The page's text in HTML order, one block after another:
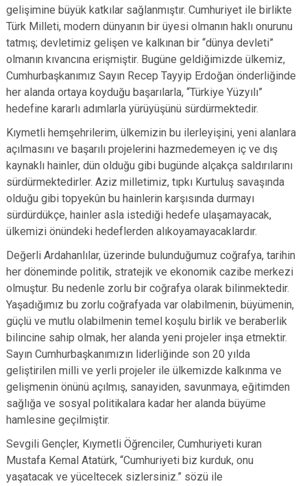
gelişimine büyük katkılar sağlanmıştır. Cumhuriyet ile birlikte
Türk Milleti, modern dünyanın bir üyesi olmanın haklı onurunu
tatmış; devletimiz gelişen ve kalkınan bir “dünya devleti”
olmanın kıvancına erişmiştir. Bugüne geldiğimizde ülkemiz,
Cumhurbaşkanımız Sayın Recep Tayyip Erdoğan önderliğinde
her alanda ortaya koyduğu başarılarla, “Türkiye Yüzyılı”
hedefine kararlı adımlarla yürüyüşünü sürdürmektedir.
Kıymetli hemşehrilerim, ülkemizin bu ilerleyişini, yeni alanlara
açılmasını ve başarılı projelerini hazmedemeyen iç ve dış
kaynaklı hainler, dün olduğu gibi bugünde alçakça saldırılarını
sürdürmektedirler. Aziz milletimiz, tıpkı Kurtuluş savaşında
olduğu gibi topyekûn bu hainlerin karşısında durmayı
sürdürdükçe, hainler asla istediği hedefe ulaşamayacak,
ülkemizi önündeki hedeflerden alıkoyamayacaklardır.
Değerli Ardahanlılar, üzerinde bulunduğumuz coğrafya, tarihin
her döneminde politik, stratejik ve ekonomik cazibe merkezi
olmuştur. Bu nedenle zorlu bir coğrafya olarak bilinmektedir.
Yaşadığımız bu zorlu coğrafyada var olabilmenin, büyümenin,
güçlü ve mutlu olabilmenin temel koşulu birlik ve beraberlik
bilincine sahip olmak, her alanda yeni projeler inşa etmektir.
Sayın Cumhurbaşkanımızın liderliğinde son 20 yılda
geliştirilen milli ve yerli projeler ile ülkemizde kalkınma ve
gelişmenin önünü açılmış, sanayiden, savunmaya, eğitimden
sağlığa ve sosyal politikalara kadar her alanda büyüme
hamlesine geçilmiştir.
Sevgili Gençler, Kıymetli Öğrenciler, Cumhuriyeti kuran
Mustafa Kemal Atatürk, “Cumhuriyeti biz kurduk, onu
yaşatacak ve yüceltecek sizlersiniz.” sözü ile